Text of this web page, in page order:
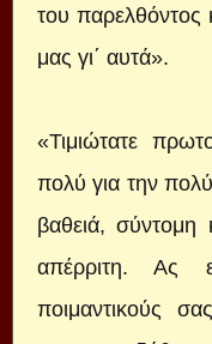
του παρελθόντος
μας γι΄ αυτά».
«Τιμιώτατε
πολύ για την
βαθειά, σύντομη
απέρριτη. Ας
ποιμαντικούς